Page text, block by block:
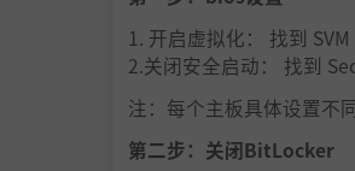
1. 开启虚拟化： 找到
2.关闭安全启动： 找到
注：每个主板具体设置不
第二步：关闭BitLocker